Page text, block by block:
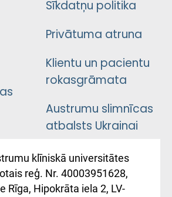
Sīkdatņu politika
Privātuma atruna
Klientu un pacientu
rokasgrāmata
Austrumu slimnīcas
atbalsts Ukrainai
Підтримка Східної
лікарні та співпраця з
Україною
klīniskā universitātes
reģ. Nr. 40003951628,
Rīga, Hipokrāta iela 2, LV-